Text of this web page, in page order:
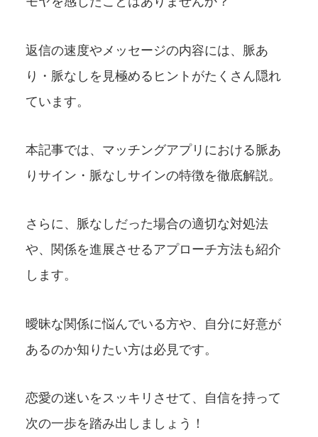
返信の速度やメッセージの内容には、脈あ
り・脈なしを見極めるヒントがたくさん隠れ
ています。
本記事では、マッチングアプリにおける脈あ
りサイン・脈なしサインの特徴を徹底解説。
さらに、脈なしだった場合の適切な対処法
や、関係を進展させるアプローチ方法も紹介
します。
曖昧な関係に悩んでいる方や、自分に好意が
あるのか知りたい方は必見です。
恋愛の迷いをスッキリさせて、自信を持って
次の一歩を踏み出しましょう！